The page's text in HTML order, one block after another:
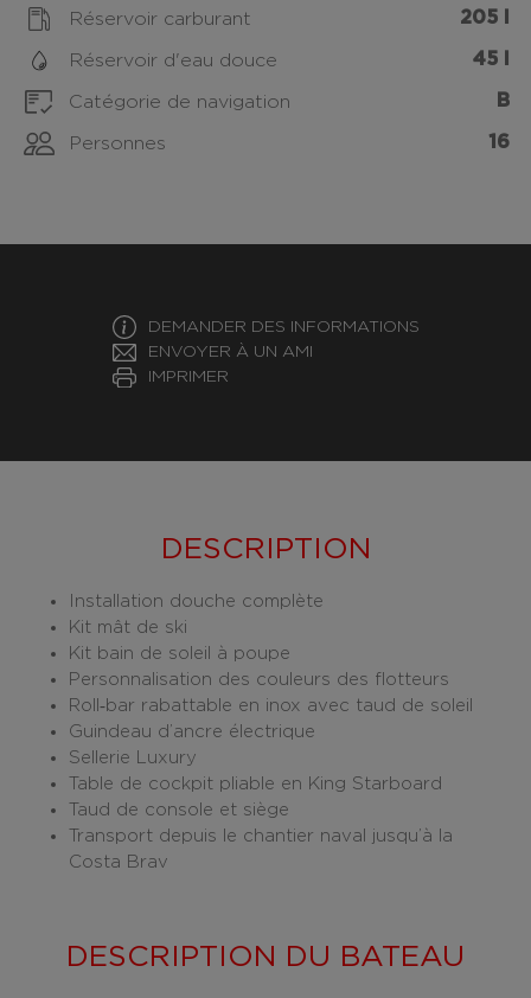
Réservoir carburant 205 l
Réservoir d'eau douce 45 l
Catégorie de navigation B
Personnes 16
DEMANDER DES INFORMATIONS
ENVOYER À UN AMI
IMPRIMER
DESCRIPTION
Installation douche complète
Kit mât de ski
Kit bain de soleil à poupe
Personnalisation des couleurs des flotteurs
Roll‑bar rabattable en inox avec taud de soleil
Guindeau d’ancre électrique
Sellerie Luxury
Table de cockpit pliable en King Starboard
Taud de console et siège
Transport depuis le chantier naval jusqu’à la
Costa Brav
DESCRIPTION DU BATEAU